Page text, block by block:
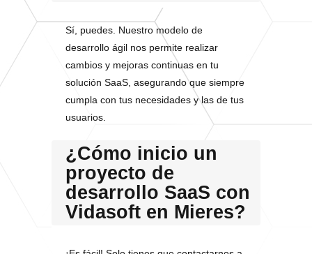
Sí, puedes. Nuestro modelo de
desarrollo ágil nos permite realizar
cambios y mejoras continuas en tu
solución SaaS, asegurando que siempre
cumpla con tus necesidades y las de tus
usuarios.
¿Cómo inicio un
proyecto de
desarrollo SaaS con
Vidasoft en Mieres?